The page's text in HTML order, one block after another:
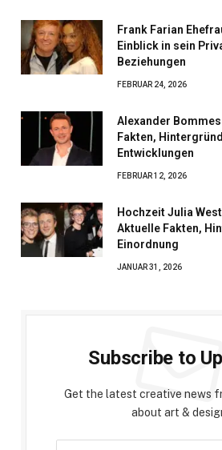
Frank Farian
Einblick in sein
Beziehungen
FEBRUAR 24, 2026
Alexander
Fakten,
Entwicklungen
FEBRUAR 12, 2026
Hochzeit Julia
Aktuelle Fakten,
Einordnung
JANUAR 31, 2026
Subscribe to
Get the latest creative news
about art &